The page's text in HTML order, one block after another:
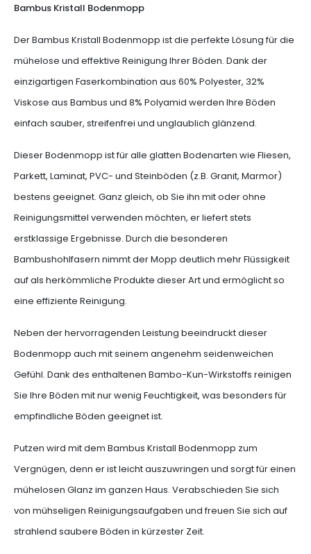
Bambus Kristall Bodenmopp
Der Bambus Kristall Bodenmopp ist die perfekte Lösung für die
mühelose und effektive Reinigung Ihrer Böden. Dank der
einzigartigen Faserkombination aus 60% Polyester, 32%
Viskose aus Bambus und 8% Polyamid werden Ihre Böden
einfach sauber, streifenfrei und unglaublich glänzend.
Dieser Bodenmopp ist für alle glatten Bodenarten wie Fliesen,
Parkett, Laminat, PVC- und Steinböden (z.B. Granit, Marmor)
bestens geeignet. Ganz gleich, ob Sie ihn mit oder ohne
Reinigungsmittel verwenden möchten, er liefert stets
erstklassige Ergebnisse. Durch die besonderen
Bambushohlfasern nimmt der Mopp deutlich mehr Flüssigkeit
auf als herkömmliche Produkte dieser Art und ermöglicht so
eine effiziente Reinigung.
Neben der hervorragenden Leistung beeindruckt dieser
Bodenmopp auch mit seinem angenehm seidenweichen
Gefühl. Dank des enthaltenen Bambo-Kun-Wirkstoffs reinigen
Sie Ihre Böden mit nur wenig Feuchtigkeit, was besonders für
empfindliche Böden geeignet ist.
Putzen wird mit dem Bambus Kristall Bodenmopp zum
Vergnügen, denn er ist leicht auszuwringen und sorgt für einen
mühelosen Glanz im ganzen Haus. Verabschieden Sie sich
von mühseligen Reinigungsaufgaben und freuen Sie sich auf
strahlend saubere Böden in kürzester Zeit.